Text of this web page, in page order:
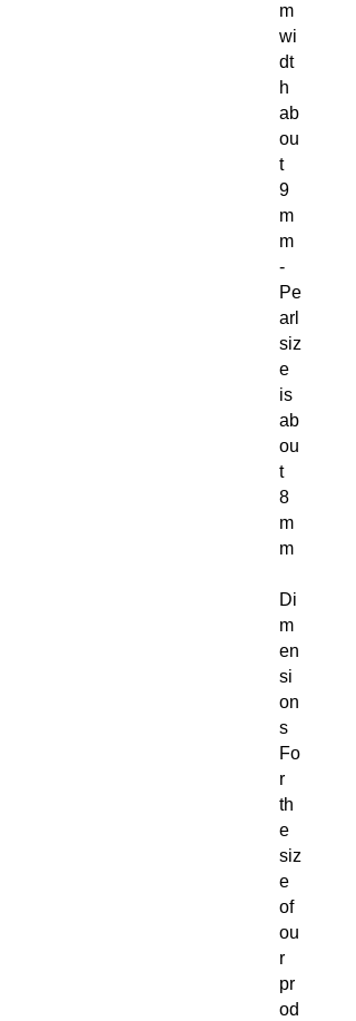
m
wi
dt
h
ab
ou
t
9
m
m
-
Pe
arl
siz
e
is
ab
ou
t
8
m
m
Di
m
en
si
on
s
Fo
r
th
e
siz
e
of
ou
r
pr
od